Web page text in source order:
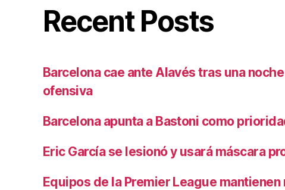
Recent Posts
Barcelona cae ante Alavés tras una
ofensiva
Barcelona apunta a Bastoni como
Eric García se lesionó y usará máscara
Equipos de la Premier League mantienen